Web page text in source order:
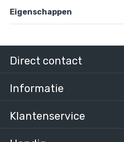
Eigenschappen
Direct contact
Informatie
Klantenservice